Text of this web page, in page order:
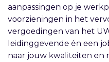
aanpassingen op je
voorzieningen in het
vergoedingen van het
leidinggevende én een
naar jouw kwaliteiten en